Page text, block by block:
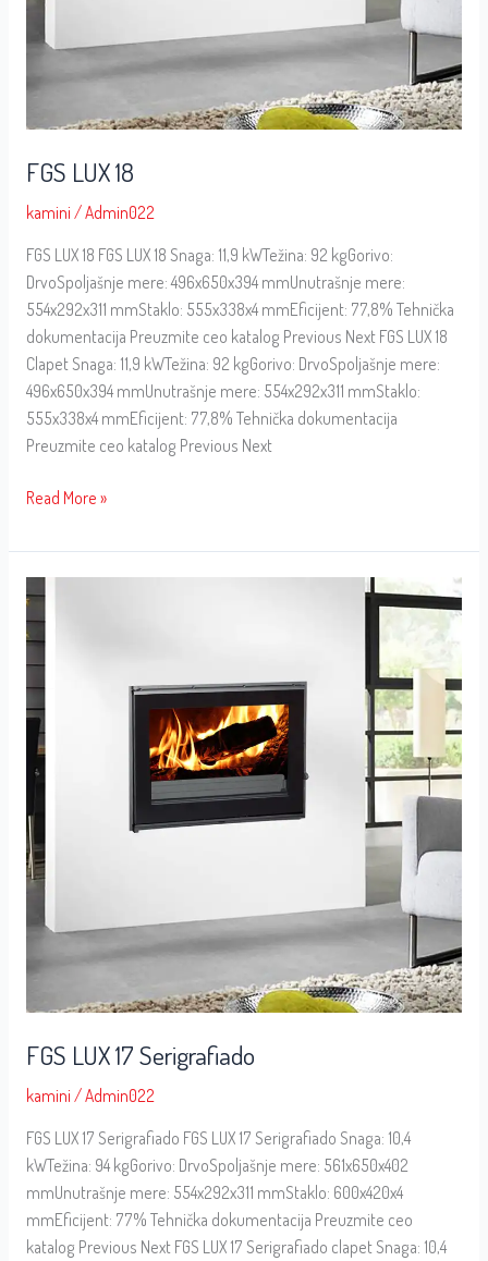
FGS LUX 18
kamini /Admin022
FGS LUX 18 FGS LUX 18 Snaga: 11,9 kWTežina: 92 kgGorivo:
DrvoSpoljašnje mere: 496x650x394 mmUnutrašnje mere:
554x292x311 mmStaklo: 555x338x4 mmEficijent: 77,8% Tehnička
dokumentacija Preuzmite ceo katalog Previous Next FGS LUX 18
Clapet Snaga: 11,9 kWTežina: 92 kgGorivo: DrvoSpoljašnje mere:
496x650x394 mmUnutrašnje mere: 554x292x311 mmStaklo:
555x338x4 mmEficijent: 77,8% Tehnička dokumentacija
Preuzmite ceo katalog Previous Next
Read More »
FGS LUX 17 Serigrafiado
kamini /Admin022
FGS LUX 17 Serigrafiado FGS LUX 17 Serigrafiado Snaga: 10,4
kWTežina: 94 kgGorivo: DrvoSpoljašnje mere: 561x650x402
mmUnutrašnje mere: 554x292x311 mmStaklo: 600x420x4
mmEficijent: 77% Tehnička dokumentacija Preuzmite ceo
katalog Previous Next FGS LUX 17 Serigrafiado clapet Snaga: 10,4
FGS
LUX
17
Serigrafiado